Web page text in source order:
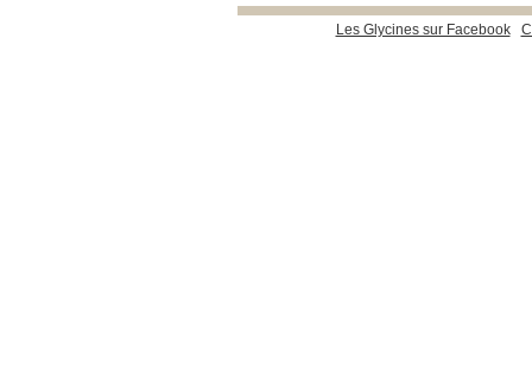
Les Glycines sur Facebook